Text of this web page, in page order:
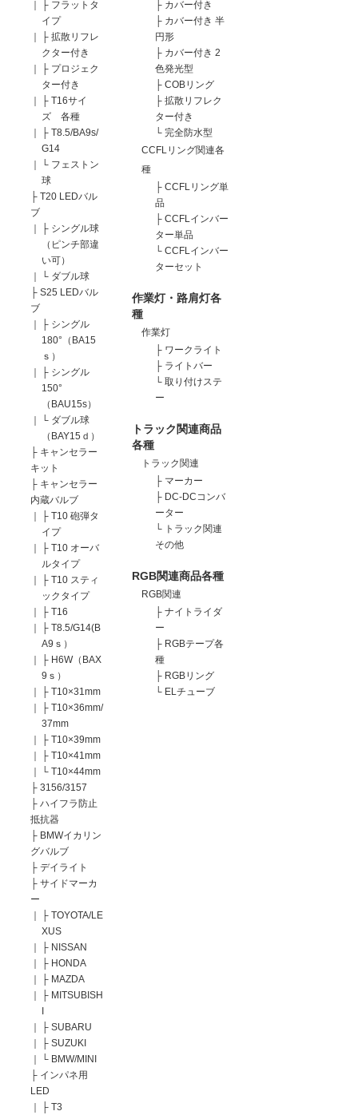
｜
├ フラットタ
イプ
｜
├ 拡散リフレ
クター付き
｜
├ プロジェク
ター付き
｜
├ T16サイ
ズ 各種
｜
├ T8.5/BA9s/
G14
｜
└ フェストン
球
├ T20 LEDバル
ブ
｜
├ シングル球
（ピンチ部違
い可）
｜
└ ダブル球
├ S25 LEDバル
ブ
｜
├ シングル
180°（BA15
ｓ）
｜
├ シングル
150°
（BAU15s）
｜
└ ダブル球
（BAY15ｄ）
├ キャンセラー
キット
├ キャンセラー
内蔵バルブ
｜
├ T10 砲弾タ
イプ
｜
├ T10 オーバ
ルタイプ
｜
├ T10 スティ
ックタイプ
｜
├ T16
｜
├ T8.5/G14(B
A9ｓ）
｜
├ H6W（BAX
9ｓ）
｜
├ T10×31mm
｜
├ T10×36mm/
37mm
｜
├ T10×39mm
｜
├ T10×41mm
｜
└ T10×44mm
├ 3156/3157
├ ハイフラ防止
抵抗器
├ BMWイカリン
グバルブ
├ デイライト
├ サイドマーカ
ー
｜
├ TOYOTA/LE
XUS
｜
├ NISSAN
｜
├ HONDA
｜
├ MAZDA
｜
├ MITSUBISH
I
｜
├ SUBARU
｜
├ SUZUKI
｜
└ BMW/MINI
├ インパネ用
LED
｜
├ T3
├ カバー付き
├ カバー付き 半
円形
├ カバー付き 2
色発光型
├ COBリング
├ 拡散リフレク
ター付き
└ 完全防水型
CCFLリング関連各
種
├ CCFLリング単
品
├ CCFLインバー
ター単品
└ CCFLインバー
ターセット
作業灯・路肩灯各
種
作業灯
├ ワークライト
├ ライトバー
└ 取り付けステ
ー
トラック関連商品
各種
トラック関連
├ マーカー
├ DC-DCコンバ
ーター
└ トラック関連
その他
RGB関連商品各種
RGB関連
├ ナイトライダ
ー
├ RGBテープ各
種
├ RGBリング
└ ELチューブ